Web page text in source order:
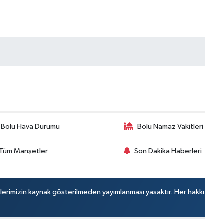
Bolu Hava Durumu Bolu Namaz Vakitleri
Tüm Manşetler Son Dakika Haberleri
kaynak gösterilmeden yayımlanması yasaktır. Her hakkı